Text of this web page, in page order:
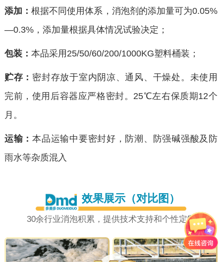
添加：根据不同使用体系，消泡剂的添加量可为0.05%
—0.3%，添加量根据具体情况试验决定；
包装： 本品采用25/50/60/200/1000KG塑料桶装；
贮存： 密封存放于室内阴凉、通风、干燥处。未使用
完前，使用后容器应严格密封。25℃左右保质期12个
月。
运输：本品运输中要密封好，防潮、防强碱强酸及防
雨水等杂质混入
效果展示（对比图）
30余行业消泡积累，提供技术支持和个性定制